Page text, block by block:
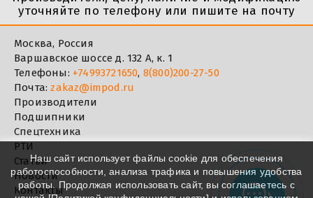
уточняйте по телефону или пишите на почту
Москва, Россия
Варшавское шоссе д. 132 А, к. 1
Телефоны: +74993721650, 8(800)200-27-50
Почта:zakaz@impod.ru
Производители
Подшипники
Спецтехника
РТИ
Статьи
Новости
Контакты
Наш сайт использует файлы cookie для обеспечения
работоспособности, анализа трафика и повышения удобства
работы. Продолжая использовать сайт, вы соглашаетесь с